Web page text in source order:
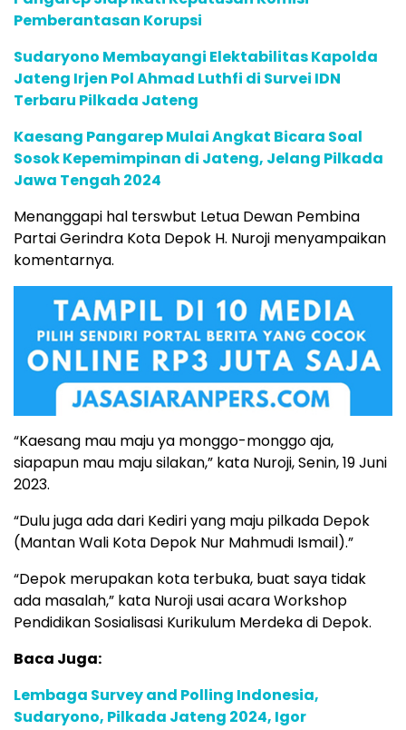
Pemberantasan Korupsi
Sudaryono Membayangi Elektabilitas Kapolda
Jateng Irjen Pol Ahmad Luthfi di Survei IDN
Terbaru Pilkada Jateng
Kaesang Pangarep Mulai Angkat Bicara Soal
Sosok Kepemimpinan di Jateng, Jelang Pilkada
Jawa Tengah 2024
Menanggapi hal terswbut Letua Dewan Pembina
Partai Gerindra Kota Depok H. Nuroji menyampaikan
komentarnya.
“Kaesang mau maju ya monggo-monggo aja,
siapapun mau maju silakan,” kata Nuroji, Senin, 19 Juni
2023.
“Dulu juga ada dari Kediri yang maju pilkada Depok
(Mantan Wali Kota Depok Nur Mahmudi Ismail).”
“Depok merupakan kota terbuka, buat saya tidak
ada masalah,” kata Nuroji usai acara Workshop
Pendidikan Sosialisasi Kurikulum Merdeka di Depok.
Baca Juga:
Lembaga Survey and Polling Indonesia,
Sudaryono, Pilkada Jateng 2024, Igor